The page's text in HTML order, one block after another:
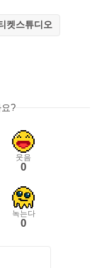
켓스튜디오
?
웃음
0
녹는다
0